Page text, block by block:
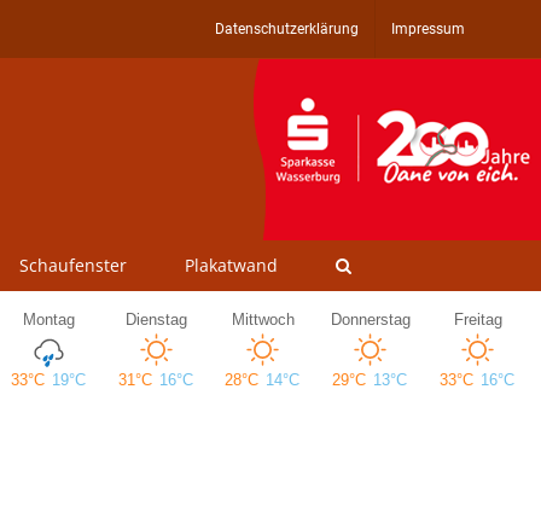
Datenschutzerklärung Impressum
Schaufenster Plakatwand